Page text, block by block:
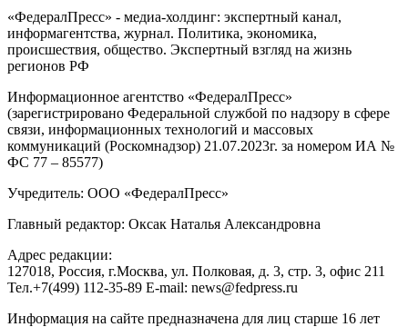
«ФедералПресс» - медиа-холдинг: экспертный канал,
информагентства, журнал. Политика, экономика,
происшествия, общество. Экспертный взгляд на жизнь
регионов РФ
Информационное агентство «ФедералПресс»
(зарегистрировано Федеральной службой по надзору в сфере
связи, информационных технологий и массовых
коммуникаций (Роскомнадзор) 21.07.2023г. за номером ИА №
ФС 77 – 85577)
Учредитель: ООО «ФедералПресс»
Главный редактор: Оксак Наталья Александровна
Адрес редакции:
127018, Россия, г.Москва, ул. Полковая, д. 3, стр. 3, офис 211
Тел.+7(499) 112-35-89 E-mail: news@fedpress.ru
Информация на сайте предназначена для лиц старше 16 лет